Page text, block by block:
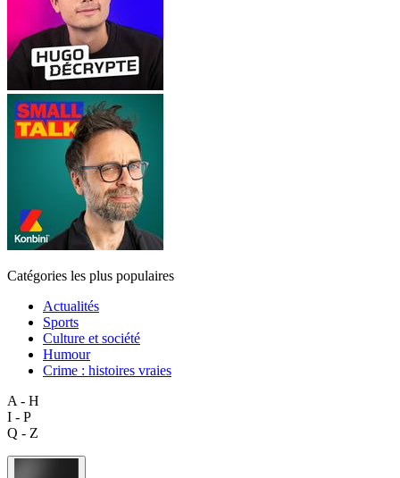
Catégories les plus populaires
Actualités
Sports
Culture et société
Humour
Crime : histoires vraies
A - H
I - P
Q - Z